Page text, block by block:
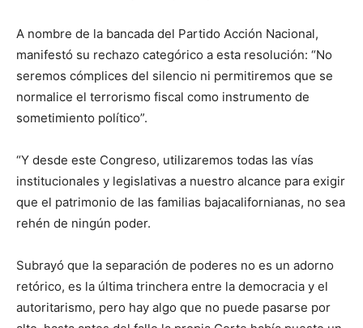
A nombre de la bancada del Partido Acción Nacional,
manifestó su rechazo categórico a esta resolución: “No
seremos cómplices del silencio ni permitiremos que se
normalice el terrorismo fiscal como instrumento de
sometimiento político”.
“Y desde este Congreso, utilizaremos todas las vías
institucionales y legislativas a nuestro alcance para exigir
que el patrimonio de las familias bajacalifornianas, no sea
rehén de ningún poder.
Subrayó que la separación de poderes no es un adorno
retórico, es la última trinchera entre la democracia y el
autoritarismo, pero hay algo que no puede pasarse por